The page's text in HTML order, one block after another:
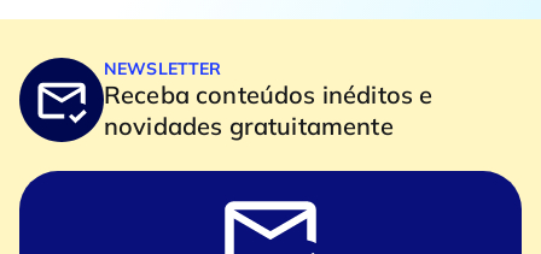
NEWSLETTER
Receba conteúdos inéditos e
novidades gratuitamente